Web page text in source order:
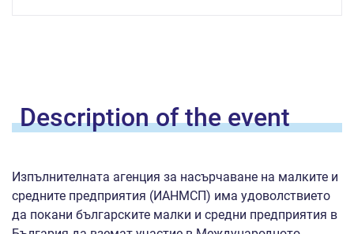
Description of theevent
Изпълнителната агенция за насърчаване на малките и
средните предприятия (ИАНМСП) има удоволствието
да покани българските малки и средни предприятия в